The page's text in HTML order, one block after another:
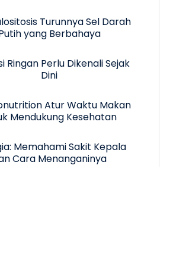
Turunnya Sel Darah
yang Berbahaya
Ringan Perlu Dikenali Sejak
Dini
Atur Waktu Makan
Mendukung Kesehatan
Memahami Sakit Kepala
Cara Menanganinya